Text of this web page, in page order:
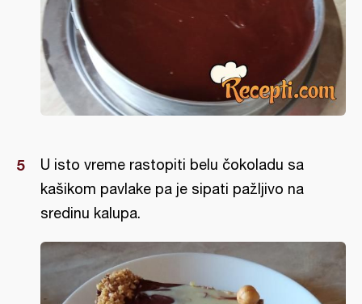
U isto vreme rastopiti belu čokoladu sa
kašikom pavlake pa je sipati pažljivo na
sredinu kalupa.